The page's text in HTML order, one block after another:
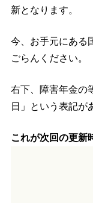
新となります。
今、お手元にある
ごらんください。
右下、障害年金の
日」という表記が
これが次回の更新